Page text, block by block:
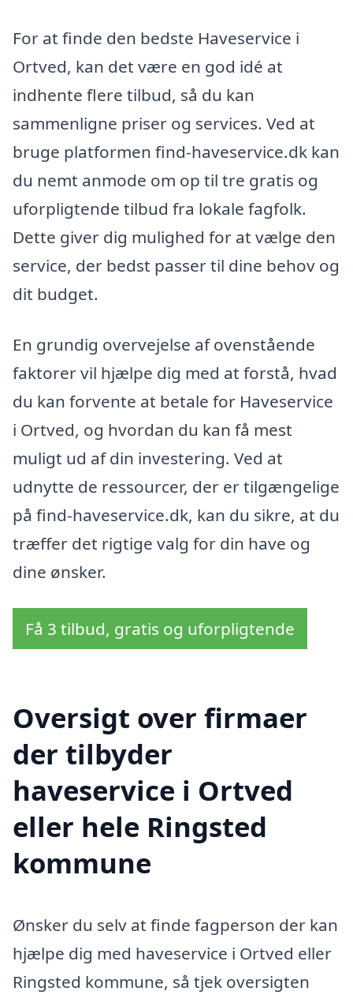
For at finde den bedste Haveservice i
Ortved, kan det være en god idé at
indhente flere tilbud, så du kan
sammenligne priser og services. Ved at
bruge platformen find-haveservice.dk kan
du nemt anmode om op til tre gratis og
uforpligtende tilbud fra lokale fagfolk.
Dette giver dig mulighed for at vælge den
service, der bedst passer til dine behov og
dit budget.
En grundig overvejelse af ovenstående
faktorer vil hjælpe dig med at forstå, hvad
du kan forvente at betale for Haveservice
i Ortved, og hvordan du kan få mest
muligt ud af din investering. Ved at
udnytte de ressourcer, der er tilgængelige
på find-haveservice.dk, kan du sikre, at du
træffer det rigtige valg for din have og
dine ønsker.
Få 3 tilbud, gratis og uforpligtende
Oversigt over firmaer
der tilbyder
haveservice i Ortved
eller hele Ringsted
kommune
Ønsker du selv at finde fagperson der kan
hjælpe dig med haveservice i Ortved eller
Ringsted kommune, så tjek oversigten